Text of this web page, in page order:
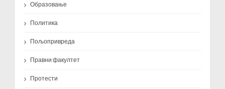
Образовање
Политика
Пољопривреда
Правни факултет
Протести